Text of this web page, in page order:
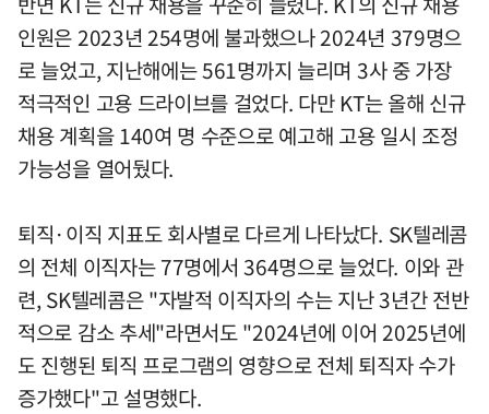
인원은 2023년 254명에 불과했으나 2024년 379명으
로 늘었고, 지난해에는 561명까지 늘리며 3사 중 가장
적극적인 고용 드라이브를 걸었다. 다만 KT는 올해 신규
채용 계획을 140여 명 수준으로 예고해 고용 일시 조정
가능성을 열어뒀다.
퇴직·이직 지표도 회사별로 다르게 나타났다. SK텔레콤
의 전체 이직자는 77명에서 364명으로 늘었다. 이와 관
련, SK텔레콤은 "자발적 이직자의 수는 지난 3년간 전반
적으로 감소 추세"라면서도 "2024년에 이어 2025년에
도 진행된 퇴직 프로그램의 영향으로 전체 퇴직자 수가
증가했다"고 설명했다.